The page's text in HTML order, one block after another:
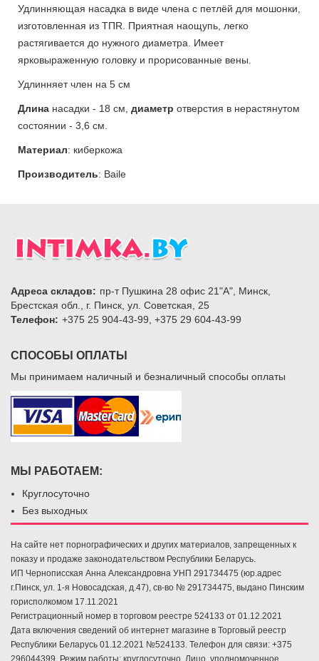
Удлинняющая насадка в виде члена с петлёй для мошонки,
изготовленная из ТПR. Приятная наощупь, легко
растягивается до нужного диаметра. Имеет
ярковыраженную головку и прорисованные вены.
Удлинняет член на 5 см
Длина насадки - 18 см, диаметр отверстия в нерастянутом
состоянии - 3,6 см.
Материал: киберкожа
Производитель: Baile
Адреса складов: пр-т Пушкина 28 офис 21"А", Минск,
Брестская обл., г. Пинск, ул. Советская, 25
Телефон: +375 25 904-43-99, +375 29 604-43-99
СПОСОБЫ ОПЛАТЫ
Мы принимаем наличный и безналичный способы оплаты
МЫ РАБОТАЕМ:
Круглосуточно
Без выходных
На сайте нет порнографических и других материалов, запрещенных к
показу и продаже законодательством Республики Беларусь.
ИП Чернописская Анна Александровна УНП 291734475 (юр.адрес
г.Пинск, ул. 1-я Новосадская, д.47), св-во № 291734475, выдано Пинским
горисполкомом 17.11.2021
Регистрационный номер в торговом реестре 524133 от 01.12.2021
Дата включения сведений об интернет магазине в Торговый реестр
Республики Беларусь 01.12.2021 №524133. Телефон для связи: +375
296044399. Режим работы: круглосуточно. Лицо, уполномоченное